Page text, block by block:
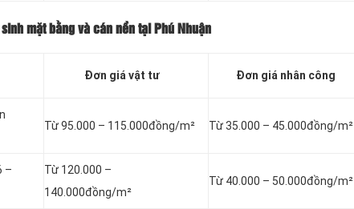
mặt bằng và cán nền tại Phú Nhuận
Đơn giá vật tư Đơn giá nhân công
Từ 95.000 – 115.000đồng/m² Từ 35.000 – 45.000đồng/m²
–
Từ 120.000 –
140.000đồng/m²
Từ 40.000 – 50.000đồng/m²